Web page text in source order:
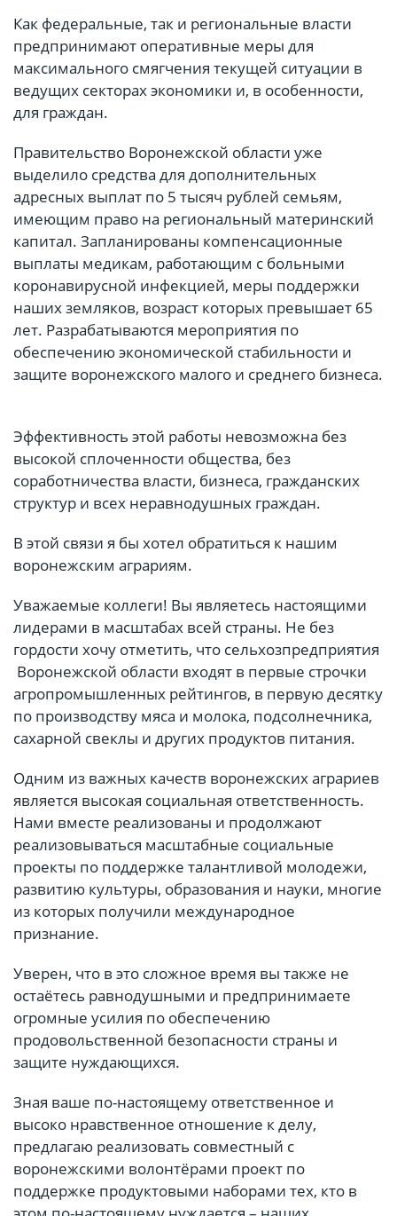
Как федеральные, так и региональные власти
предпринимают оперативные меры для
максимального смягчения текущей ситуации в
ведущих секторах экономики и, в особенности,
для граждан.
Правительство Воронежской области уже
выделило средства для дополнительных
адресных выплат по 5 тысяч рублей семьям,
имеющим право на региональный материнский
капитал. Запланированы компенсационные
выплаты медикам, работающим с больными
коронавирусной инфекцией, меры поддержки
наших земляков, возраст которых превышает 65
лет. Разрабатываются мероприятия по
обеспечению экономической стабильности и
защите воронежского малого и среднего бизнеса.
Эффективность этой работы невозможна без
высокой сплоченности общества, без
соработничества власти, бизнеса, гражданских
структур и всех неравнодушных граждан.
В этой связи я бы хотел обратиться к нашим
воронежским аграриям.
Уважаемые коллеги! Вы являетесь настоящими
лидерами в масштабах всей страны. Не без
гордости хочу отметить, что сельхозпредприятия
Воронежской области входят в первые строчки
агропромышленных рейтингов, в первую десятку
по производству мяса и молока, подсолнечника,
сахарной свеклы и других продуктов питания.
Одним из важных качеств воронежских аграриев
является высокая социальная ответственность.
Нами вместе реализованы и продолжают
реализовываться масштабные социальные
проекты по поддержке талантливой молодежи,
развитию культуры, образования и науки, многие
из которых получили международное
признание.
Уверен, что в это сложное время вы также не
остаётесь равнодушными и предпринимаете
огромные усилия по обеспечению
продовольственной безопасности страны и
защите нуждающихся.
Зная ваше по-настоящему ответственное и
высоко нравственное отношение к делу,
предлагаю реализовать совместный с
воронежскими волонтёрами проект по
поддержке продуктовыми наборами тех, кто в